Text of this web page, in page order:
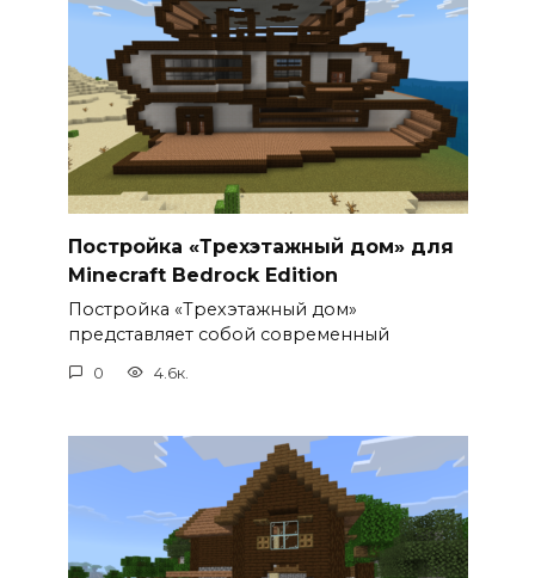
Постройка «Трехэтажный дом» для
Minecraft Bedrock Edition
Постройка «Трехэтажный дом»
представляет собой современный
0 4.6к.